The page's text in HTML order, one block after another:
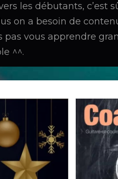
les débutants, c’est
on a besoin de
vous apprendre
^^.